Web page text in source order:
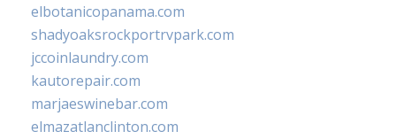
elbotanicopanama.com
shadyoaksrockportrvpark.com
jccoinlaundry.com
kautorepair.com
marjaeswinebar.com
elmazatlanclinton.com